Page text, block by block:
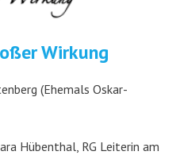
Wirkung
(Ehemals Oskar-
Hübenthal, RG Leiterin am